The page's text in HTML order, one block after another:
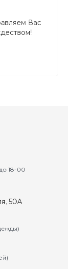
Вас
18-00
50А